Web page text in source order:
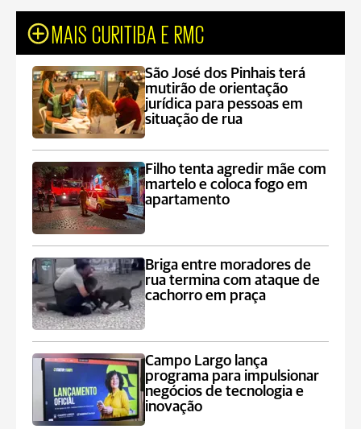
MAIS CURITIBA E RMC
São José dos Pinhais terá
mutirão de orientação
jurídica para pessoas em
situação de rua
Filho tenta agredir mãe com
martelo e coloca fogo em
apartamento
Briga entre moradores de
rua termina com ataque de
cachorro em praça
Campo Largo lança
programa para impulsionar
negócios de tecnologia e
inovação